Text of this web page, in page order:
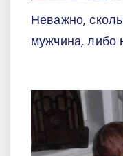
Неважно,
мужчина, либо